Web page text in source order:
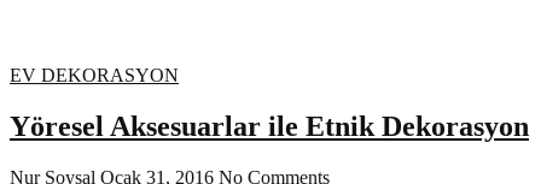
EV DEKORASYON
Yöresel Aksesuarlar ile Etnik Dekorasyon
Nur Soysal Ocak 31, 2016 No Comments